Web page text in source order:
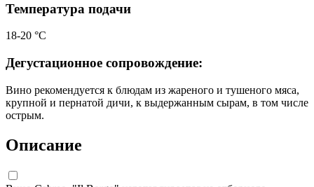
Температура подачи
18-20 °С
Дегустационное сопровождение:
Вино рекомендуется к блюдам из жареного и тушеного мяса,
крупной и пернатой дичи, к выдержанным сырам, в том числе
острым.
Описание